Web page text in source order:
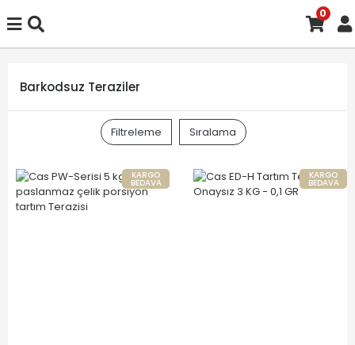
0
Barkodsuz Teraziler
Filtreleme Sıralama
KARGO
BEDAVA
KARGO
BEDAVA